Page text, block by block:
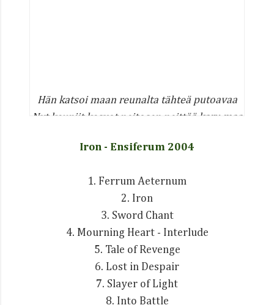
Hän katsoi maan reunalta tähteä putoavaa
Nyt kauniit kasvot neitosen peittää karu maa
Sillä aika ompi voittoisa, mut' tämä maa on
[English translation]
He gazed the falling star from the edge of
the world
Now the face of the maiden are covered by
rough land
Everyone has to look in the eyes of the
truth
Because the time is victorious, but this land
Iron - Ensiferum 2004
1. Ferrum Aeternum
2. Iron
3. Sword Chant
4. Mourning Heart - Interlude
5. Tale of Revenge
6. Lost in Despair
7. Slayer of Light
8. Into Battle